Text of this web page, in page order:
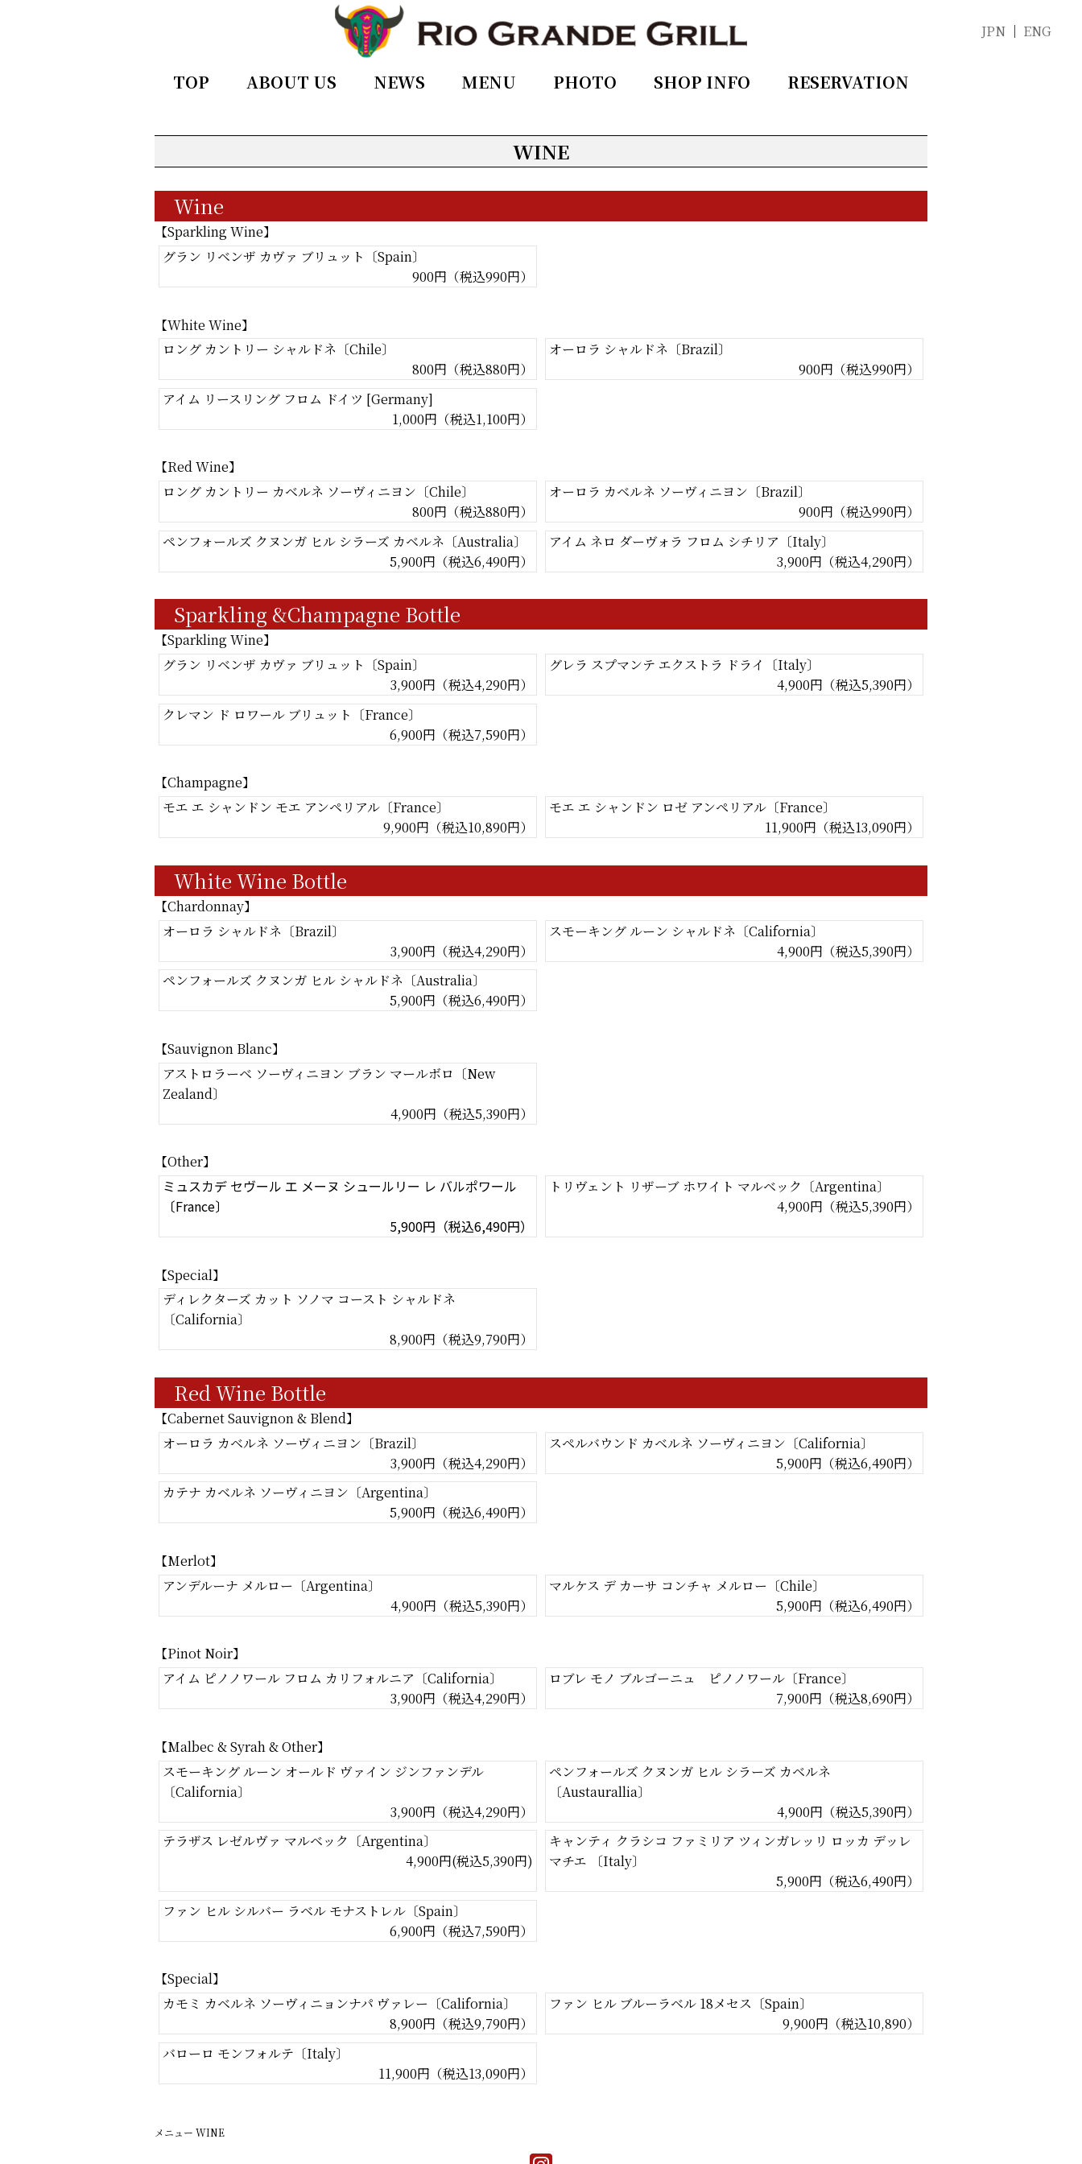
TOP ABOUT US NEWS MENU PHOTO SHOP INFO RESERVATION
JPN ENG
WINE
Wine
【Sparkling Wine】
グラン リベンザ カヴァ ブリュット〔Spain〕
900円（税込990円）
【White Wine】
ロング カントリー シャルドネ〔Chile〕
800円（税込880円）
オーロラ シャルドネ〔Brazil〕
900円（税込990円）
アイム リースリング フロム ドイツ [Germany]
1,000円（税込1,100円）
【Red Wine】
ロング カントリー カベルネ ソーヴィニヨン〔Chile〕
800円（税込880円）
オーロラ カベルネ ソーヴィニヨン〔Brazil〕
900円（税込990円）
ペンフォールズ クヌンガ ヒル シラーズ カベルネ〔Australia〕
5,900円（税込6,490円）
アイム ネロ ダーヴォラ フロム シチリア〔Italy〕
3,900円（税込4,290円）
Sparkling &Champagne Bottle
【Sparkling Wine】
グラン リベンザ カヴァ ブリュット〔Spain〕
3,900円（税込4,290円）
グレラ スプマンテ エクストラ ドライ〔Italy〕
4,900円（税込5,390円）
クレマン ド ロワール ブリュット〔France〕
6,900円（税込7,590円）
【Champagne】
モエ エ シャンドン モエ アンペリアル〔France〕
9,900円（税込10,890円）
モエ エ シャンドン ロゼ アンペリアル〔France〕
11,900円（税込13,090円）
White Wine Bottle
【Chardonnay】
オーロラ シャルドネ〔Brazil〕
3,900円（税込4,290円）
スモーキング ルーン シャルドネ〔California〕
4,900円（税込5,390円）
ペンフォールズ クヌンガ ヒル シャルドネ〔Australia〕
5,900円（税込6,490円）
【Sauvignon Blanc】
アストロラーベ ソーヴィニヨン ブラン マールボロ〔New
Zealand〕
4,900円（税込5,390円）
【Other】
ミュスカデ セヴール エ メーヌ シュールリー レ バルポワール
〔France〕
5,900円（税込6,490円）
トリヴェント リザーブ ホワイト マルベック〔Argentina〕
4,900円（税込5,390円）
【Special】
ディレクターズ カット ソノマ コースト シャルドネ
〔California〕
8,900円（税込9,790円）
Red Wine Bottle
【Cabernet Sauvignon & Blend】
オーロラ カベルネ ソーヴィニヨン〔Brazil〕
3,900円（税込4,290円）
スペルバウンド カベルネ ソーヴィニヨン〔California〕
5,900円（税込6,490円）
カテナ カベルネ ソーヴィニヨン〔Argentina〕
5,900円（税込6,490円）
【Merlot】
アンデルーナ メルロー〔Argentina〕
4,900円（税込5,390円）
マルケス デ カーサ コンチャ メルロー〔Chile〕
5,900円（税込6,490円）
【Pinot Noir】
アイム ピノノワール フロム カリフォルニア〔California〕
3,900円（税込4,290円）
ロブレ モノ ブルゴーニュ ピノノワール〔France〕
7,900円（税込8,690円）
【Malbec & Syrah & Other】
スモーキング ルーン オールド ヴァイン ジンファンデル
〔California〕
3,900円（税込4,290円）
ペンフォールズ クヌンガ ヒル シラーズ カベルネ
〔Austaurallia〕
4,900円（税込5,390円）
テラザス レゼルヴァ マルベック〔Argentina〕
4,900円(税込5,390円)
キャンティ クラシコ ファミリア ツィンガレッリ ロッカ デッレ
マチエ 〔Italy〕
5,900円（税込6,490円）
ファン ヒル シルバー ラベル モナストレル〔Spain〕
6,900円（税込7,590円）
【Special】
カモミ カベルネ ソーヴィニョンナパ ヴァレー〔California〕
8,900円（税込9,790円）
ファン ヒル ブルーラベル 18メセス〔Spain〕
9,900円（税込10,890）
バローロ モンフォルテ〔Italy〕
11,900円（税込13,090円）
メニュー WINE